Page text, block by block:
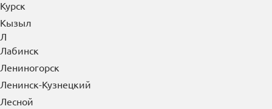
Курск
Кызыл
Л
Лабинск
Лениногорск
Ленинск-Кузнецкий
Лесной